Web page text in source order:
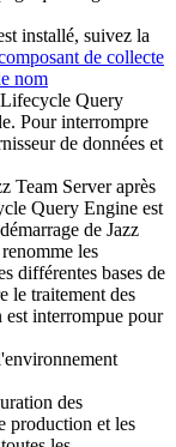
installé, suivez la
de collecte
nom
Lifecycle Query
Pour interrompre
de données et
Team Server après
Query Engine est
de Jazz
les
différentes bases de
le traitement des
est interrompue pour
des
production et les